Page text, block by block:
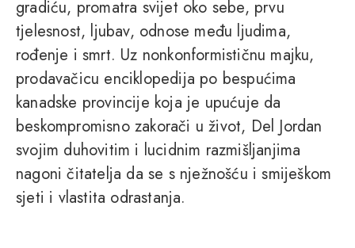
gradiću, promatra svijet oko sebe, prvu
tjelesnost, ljubav, odnose među ljudima,
rođenje i smrt. Uz nonkonformističnu majku,
prodavačicu enciklopedija po bespućima
kanadske provincije koja je upućuje da
beskompromisno zakorači u život, Del Jordan
svojim duhovitim i lucidnim razmišljanjima
nagoni čitatelja da se s nježnošću i smiješkom
sjeti i vlastita odrastanja.